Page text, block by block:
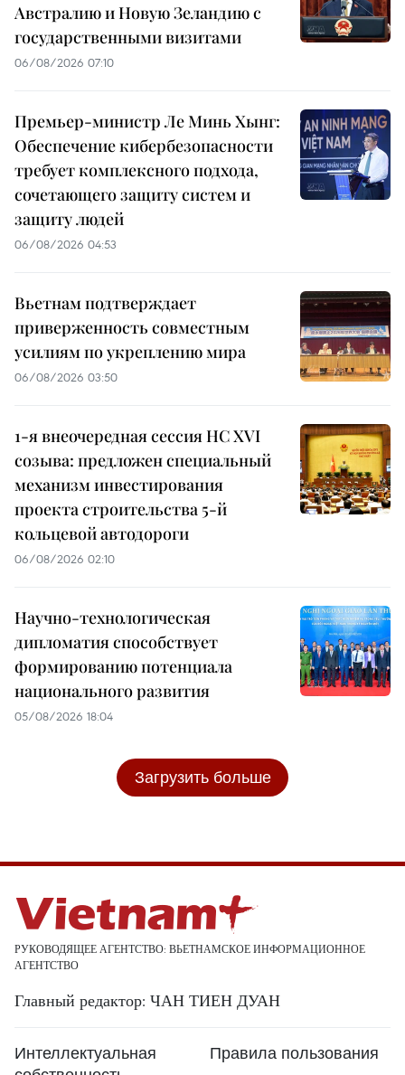
Австралию и Новую Зеландию с
государственными визитами
06/08/2026 07:10
Премьер-министр Ле Минь Хынг:
Обеспечение кибербезопасности
требует комплексного подхода,
сочетающего защиту систем и
защиту людей
06/08/2026 04:53
Вьетнам подтверждает
приверженность совместным
усилиям по укреплению мира
06/08/2026 03:50
1-я внеочередная сессия НС XVI
созыва: предложен специальный
механизм инвестирования
проекта строительства 5-й
кольцевой автодороги
06/08/2026 02:10
Научно-технологическая
дипломатия способствует
формированию потенциала
национального развития
05/08/2026 18:04
Загрузить больше
РУКОВОДЯЩЕЕ АГЕНТСТВО: ВЬЕТНАМСКОЕ ИНФОРМАЦИОННОЕ
АГЕНТСТВО
Главный редактор: ЧАН ТИЕН ДУАН
Интеллектуальная
Правила пользования